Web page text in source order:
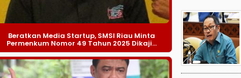
Beratkan Media Startup, SMSI Riau Minta
Permenkum Nomor 49 Tahun 2025 Dikaji...